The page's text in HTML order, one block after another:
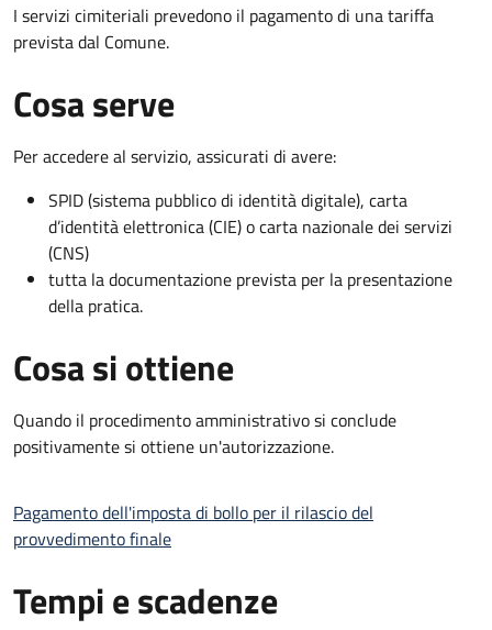
I servizi cimiteriali prevedono il pagamento di una tariffa
prevista dal Comune.
Cosa serve
Per accedere al servizio, assicurati di avere:
SPID (sistema pubblico di identità digitale), carta
d’identità elettronica (CIE) o carta nazionale dei servizi
(CNS)
tutta la documentazione prevista per la presentazione
della pratica.
Cosa si ottiene
Quando il procedimento amministrativo si conclude
positivamente si ottiene un'autorizzazione.
Pagamento dell'imposta di bollo per il rilascio del
provvedimento finale
Tempi e scadenze